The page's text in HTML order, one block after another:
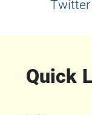
Twitter
Quick